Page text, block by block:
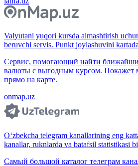
Valyutani yuqori kursda almashtirish
beruvchi servis. Punkt joylashuvini
Сервис, помогающий найти
валюты с выгодным курсом. Покажет
прямо на карте.
onmap.uz
O‘zbekcha telegram kanallarining eng
kanallar, ruknlarda va batafsil statistikasi
Самый большой каталог телеграм